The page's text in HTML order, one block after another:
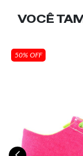
VOCÊ
50% OFF